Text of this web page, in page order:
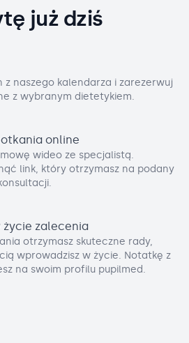
już dziś
z naszego kalendarza i zarezerwuj
z wybranym dietetykiem.
online
wideo ze specjalistą.
link, który otrzymasz na podany
życie zalecenia
otrzymasz skuteczne rady,
wprowadzisz w życie. Notatkę z
na swoim profilu pupilmed.